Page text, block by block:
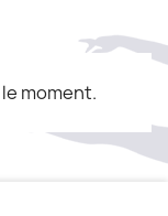
moment.